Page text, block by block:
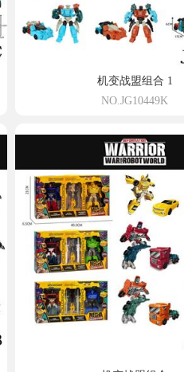
机变战盟组合 1
NO.JG10449K